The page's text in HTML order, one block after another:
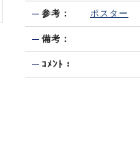
参考： ポスター
備考：
ｺﾒﾝﾄ：